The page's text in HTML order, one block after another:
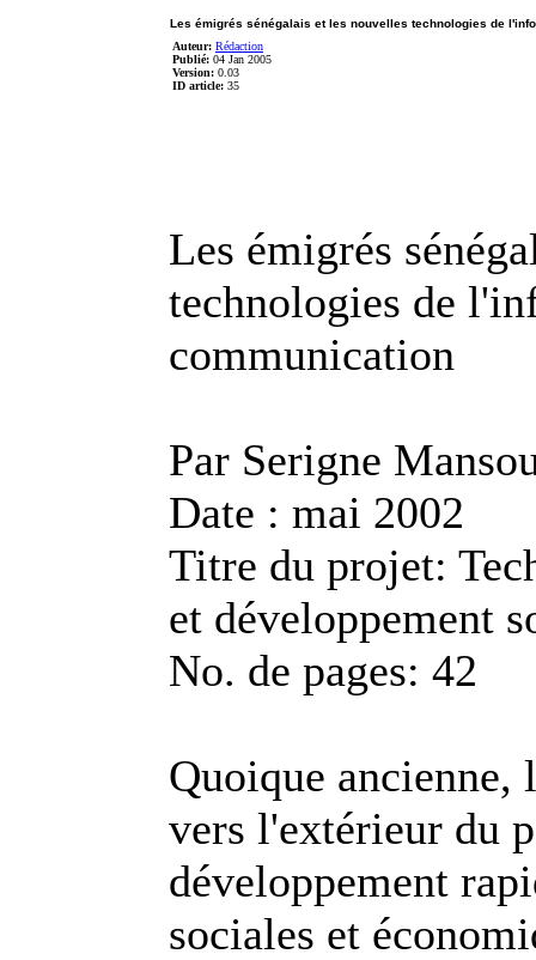
Les émigrés sénégalais et les nouvelles technologies de
Auteur: Rédaction
Publié: 04 Jan 2005
Version: 0.03
ID article: 35
Les émigrés
technologies de
communication
Par Serigne
Date : mai 2002
Titre du projet:
et développement
No. de pages: 42
Quoique ancienne,
vers l'extérieur du
développement
sociales et